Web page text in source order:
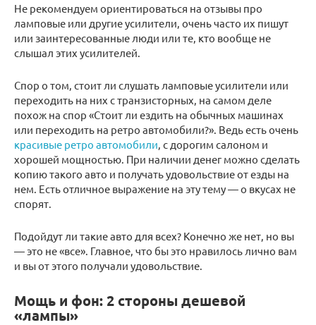
Не рекомендуем ориентироваться на отзывы про
ламповые или другие усилители, очень часто их пишут
или заинтересованные люди или те, кто вообще не
слышал этих усилителей.
Спор о том, стоит ли слушать ламповые усилители или
переходить на них с транзисторных, на самом деле
похож на спор «Стоит ли ездить на обычных машинах
или переходить на ретро автомобили?». Ведь есть очень
красивые ретро автомобили , с дорогим салоном и
хорошей мощностью. При наличии денег можно сделать
копию такого авто и получать удовольствие от езды на
нем. Есть отличное выражение на эту тему — о вкусах не
спорят.
Подойдут ли такие авто для всех? Конечно же нет, но вы
— это не «все». Главное, что бы это нравилось лично вам
и вы от этого получали удовольствие.
Мощь и фон: 2 стороны дешевой
«лампы»